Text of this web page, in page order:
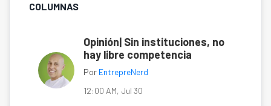
COLUMNAS
Opinión| Sin instituciones, no
hay libre competencia
Por EntrepreNerd
12:00 AM, Jul 30